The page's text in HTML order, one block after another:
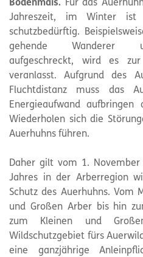
Bodenmais. Für das
Jahreszeit, im Winter ist
schutzbedürftig.
gehende Wanderer
aufgeschreckt, wird es zur
veranlasst. Aufgrund des
Fluchtdistanz muss das
Energieaufwand
Wiederholen sich die
Auerhuhns führen.
Daher gilt vom 1.
Jahres in der Arberregion
Schutz des Auerhuhns. Vom
und Großen Arber bis hin
zum Kleinen und
Wildschutzgebiet fürs
eine ganzjährige